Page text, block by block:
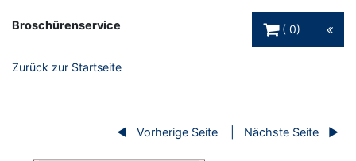
Broschürenservice
0
Zurück zur Startseite
Vorherige Seite Nächste Seite